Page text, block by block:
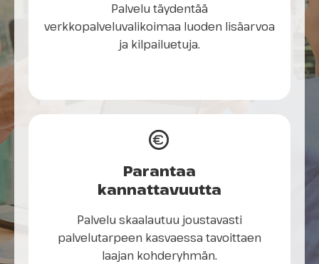
Palvelu täydentää
verkkopalveluvalikoimaa luoden lisäarvoa
ja kilpailuetuja.
Parantaa
kannattavuutta
Palvelu skaalautuu joustavasti
palvelutarpeen kasvaessa tavoittaen
laajan kohderyhmän.